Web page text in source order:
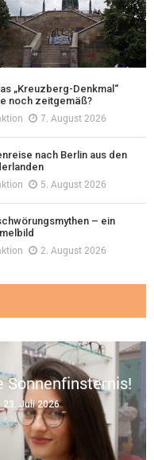
„Kreuzberg-Denkmal“
noch zeitgemäß?
7. August 2026
nach Berlin aus den
5. August 2026
– ein
2. August 2026
23. Juli 2026